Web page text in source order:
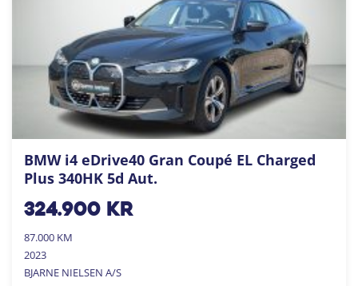
BMW i4 eDrive40 Gran Coupé EL Charged
Plus 340HK 5d Aut.
324.900kr
87.000 KM
2023
BJARNE NIELSEN A/S